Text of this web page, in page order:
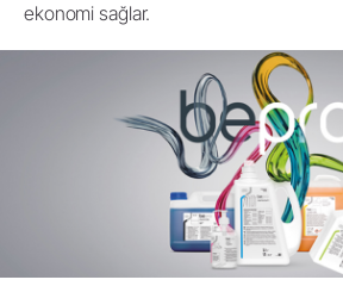
ekonomi sağlar.